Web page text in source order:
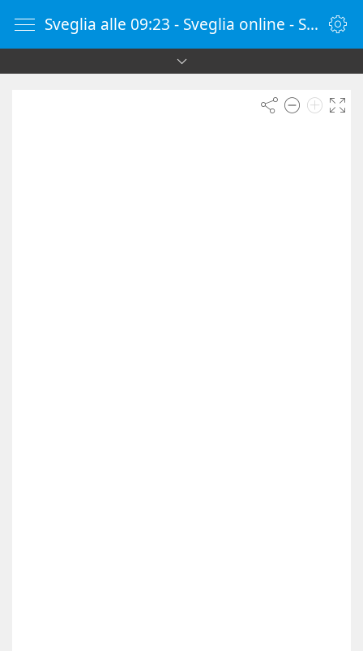
Sveglia alle 09:23 - Sveglia online - SvegliaOnline.it